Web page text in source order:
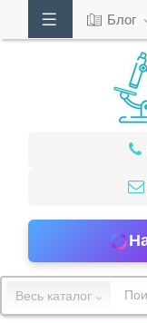
53-
15
Блог
Весь каталог